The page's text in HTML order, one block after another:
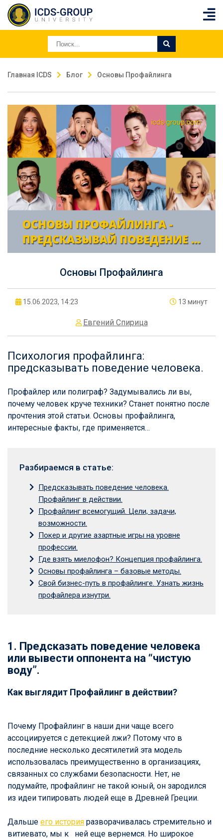
Главная ICDS Блог Основы Профайлинга
Основы Профайлинга
15.06.2023, 14:23 13 минут
Евгений Спирица
Психология профайлинга:
предсказывать поведение человека.
Профайлер или полиграф? Задумывались ли вы,
почему человек круче техники? Станет понятно после
прочтения этой статьи. Основы профайлинга,
интересные факты, где применяется…
Разбираемся в статье:
Предсказывать поведение человека.
Профайлинг в действии.
Профайлинг всемогущий. Цели, задачи,
возможности.
Покер и другие азартные игры на уровне
профессии.
Где взять миелофон? Концепция профайлинга.
Основы профайлинга – базовые методы.
Свой бизнес-путь в профайлинге. Узнать жизнь
профайлера изнутри.
1. Предсказать поведение человека
или вывести оппонента на “чистую
воду”.
Как выглядит Профайлинг в действии?
Почему Профайлинг в наши дни чаще всего
ассоциируется с детекцией лжи? Потому что в
последние несколько десятилетий эта модель
использовалась преимущественно в организациях,
связанных со службами безопасности. Нет, не
подумайте, профайлинг не такой юный, он зародился
из идеи типировать людей еще в Древней Греции.
Дальше его история разворачивалась стремительно и
витиевато, мы к ней еще вернемся. Но широкое